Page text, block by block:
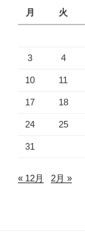
月
火
3 4
10 11
17 18
24 25
31
« 12月 2月 »